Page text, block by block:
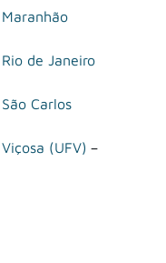
de Janeiro
Carlos
(UFV) –